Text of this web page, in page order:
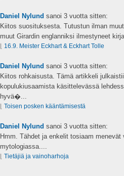
Daniel Nylund sanoi 3 vuotta sitten:
Kiitos suosituksesta. Tutustun ilman
muut Girardin englanniksi ilmestyneet
⌊ 16.9. Meister Eckhart & Eckhart Tolle
Daniel Nylund sanoi 3 vuotta sitten:
Kiitos rohkaisusta. Tämä artikkeli
kopulukiusaamista käsittelevässä
hyvä�...
⌊ Toisen posken kääntämisestä
Daniel Nylund sanoi 3 vuotta sitten:
Hmm. Tähdet ja enkelit tosiaam menevät
mytologiassa....
⌊ Tietäjiä ja vainoharhoja